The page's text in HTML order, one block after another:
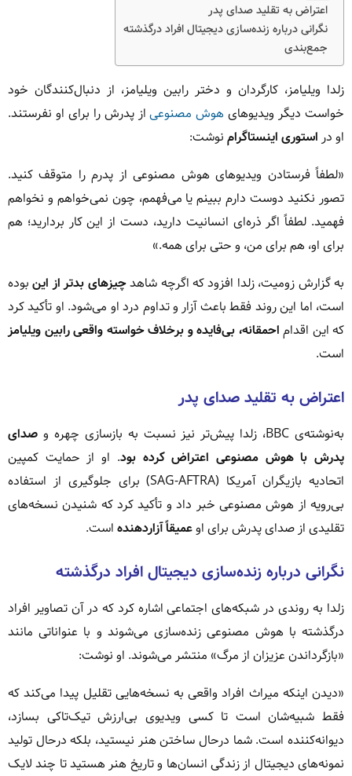
اعتراض به تقلید صدای پدر
نگرانی درباره زنده‌سازی دیجیتال افراد درگذشته
جمع‌بندی
زلدا ویلیامز، کارگردان و دختر رابین ویلیامز، از دنبال‌کنندگان خود
خواست دیگر ویدیوهای هوش مصنوعیاز پدرش را برای او نفرستند.
او در استوری اینستاگرام نوشت:
«لطفاً فرستادن ویدیوهای هوش مصنوعی از پدرم را متوقف کنید.
تصور نکنید دوست دارم ببینم یا می‌فهمم، چون نمی‌خواهم و نخواهم
فهمید. لطفاً اگر ذره‌ای انسانیت دارید، دست از این کار بردارید؛ هم
برای او، هم برای من، و حتی برای همه.»
به گزارش زومیت، زلدا افزود که اگرچه شاهدچیزهای بدتر از اینبوده
است، اما این روند فقط باعث آزار و تداوم درد او می‌شود. او تأکید کرد
که این اقدام احمقانه، بی‌فایده و برخلاف خواسته واقعی رابین ویلیامز
است.
اعتراض به تقلید صدای پدر
به‌نوشته‌ی BBC، زلدا پیش‌تر نیز نسبت به بازسازی چهره و
صدای
پدرش با هوش مصنوعی اعتراض کرده بود. او از حمایت کمپین
اتحادیه بازیگران آمریکا (SAG-AFTRA) برای جلوگیری از استفاده
بی‌رویه از هوش مصنوعی خبر داد و تأکید کرد که شنیدن نسخه‌های
تقلیدی از صدای پدرش برای اوعمیقاً آزاردهنده است.
نگرانی درباره زنده‌سازی دیجیتال افراد درگذشته
زلدا به روندی در شبکه‌های اجتماعی اشاره کرد که در آن تصاویر افراد
درگذشته با هوش مصنوعی زنده‌سازی می‌شوند و با عنواناتی مانند
«بازگرداندن عزیزان از مرگ» منتشر می‌شوند. او نوشت:
«دیدن اینکه میراث افراد واقعی به نسخه‌هایی تقلیل پیدا می‌کند که
فقط شبیه‌شان است تا کسی ویدیوی بی‌ارزش تیک‌تاکی بسازد،
دیوانه‌کننده است. شما درحال ساختن هنر نیستید، بلکه درحال تولید
نمونه‌های دیجیتال از زندگی انسان‌ها و تاریخ هنر هستید تا چند لایک